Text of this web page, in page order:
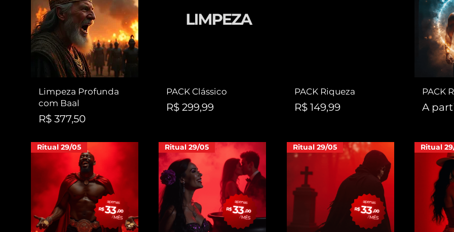
Limpeza Profunda
com Baal
Preço
R$ 377,50
PACK Clássico
Preço
R$ 299,99
PACK Riqueza
Preço
R$ 149,99
PACK
A
Ritual 29/05 Ritual 29/05 Ritual 29/05 Ritual